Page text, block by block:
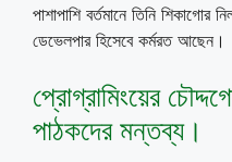
পাশাপাশি বর্তমানে তিনি শিকাগোর
ডেভেলপার হিসেবে কর্মরত আছেন।
প্রোগ্রামিংয়ের
পাঠকদের মন্তব্য।